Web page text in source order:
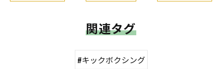
関連タグ
#キックボクシング